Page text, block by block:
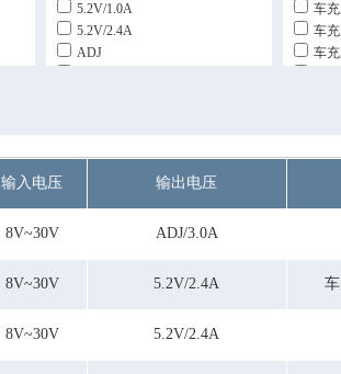
5.2V/1.0A
5.2V/2.4A
ADJ
车
车
车
输入电压 输出电压
8V~30V ADJ/3.0A
8V~30V 5.2V/2.4A
8V~30V 5.2V/2.4A